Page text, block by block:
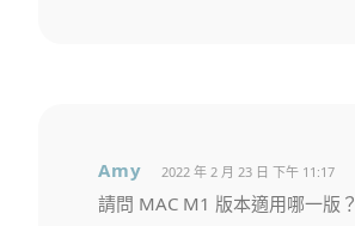
Amy 2022 年 2 月 23 日 下午 11:17
請問 MAC M1 版本適用哪一版？